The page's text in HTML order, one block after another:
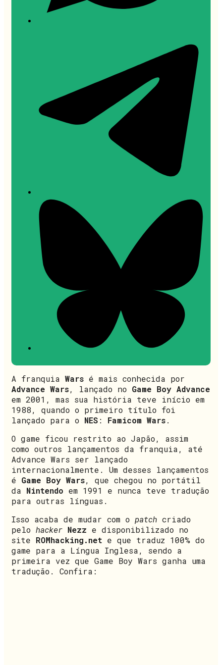
A franquia Wars é mais conhecida por
Advance Wars, lançado no Game Boy Advance
em 2001, mas sua história teve início em
1988, quando o primeiro título foi
lançado para o NES : Famicom Wars.
O game ficou restrito ao Japão, assim
como outros lançamentos da franquia, até
Advance Wars ser lançado
internacionalmente. Um desses lançamentos
é Game Boy Wars, que chegou no portátil
da Nintendo em 1991 e nunca teve tradução
para outras línguas.
Isso acaba de mudar com o patch criado
pelo hacker Nezz e disponibilizado no
site ROMhacking.net e que traduz 100% do
game para a Língua Inglesa, sendo a
primeira vez que Game Boy Wars ganha uma
tradução. Confira: